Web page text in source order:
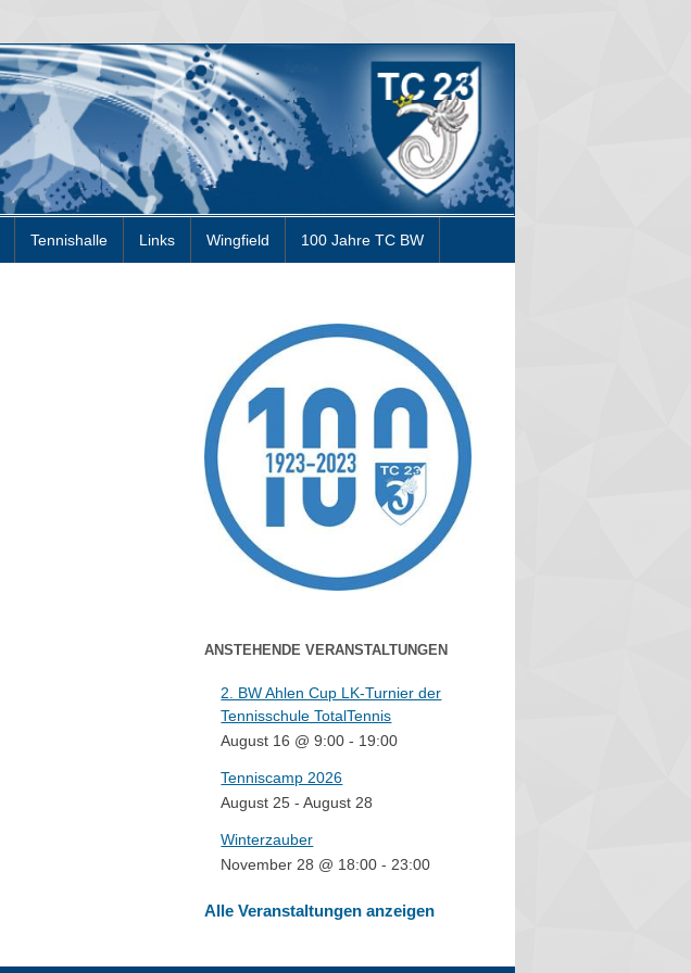
Tennishalle Links Wingfield 100 Jahre TC BW
ANSTEHENDE VERANSTALTUNGEN
2. BW Ahlen Cup LK-Turnier der
Tennisschule TotalTennis
August 16 @ 9:00 - 19:00
Tenniscamp 2026
August 25 -August 28
Winterzauber
November 28 @ 18:00 -23:00
Alle Veranstaltungen anzeigen